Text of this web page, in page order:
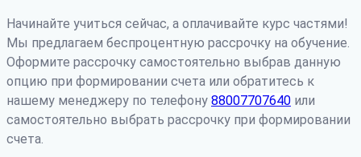
Начинайте учиться сейчас, а оплачивайте курс частями!
Мы предлагаем беспроцентную рассрочку на обучение.
Оформите рассрочку самостоятельно выбрав данную
опцию при формировании счета или обратитесь к
нашему менеджеру по телефону 88007707640 или
самостоятельно выбрать рассрочку при формировании
счета.